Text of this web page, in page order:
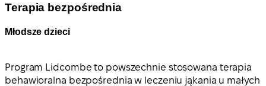
Terapia bezpośrednia
Młodsze dzieci
Program Lidcombe to powszechnie stosowana terapia
behawioralna bezpośrednia w leczeniu jąkania u małych